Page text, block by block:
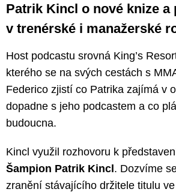
Patrik Kincl o nové knize a
v trenérské i manažerské
Host podcastu srovná King’s
kterého se na svých cestách s
Federico zjistí co Patrika zajímá v
dopadne s jeho podcastem a co
budoucna.
Kincl využil rozhovoru k
Šampion Patrik Kincl. Dozvíme
zranění stávajícího držitele titulu